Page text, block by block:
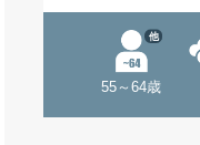
55～64歳
他